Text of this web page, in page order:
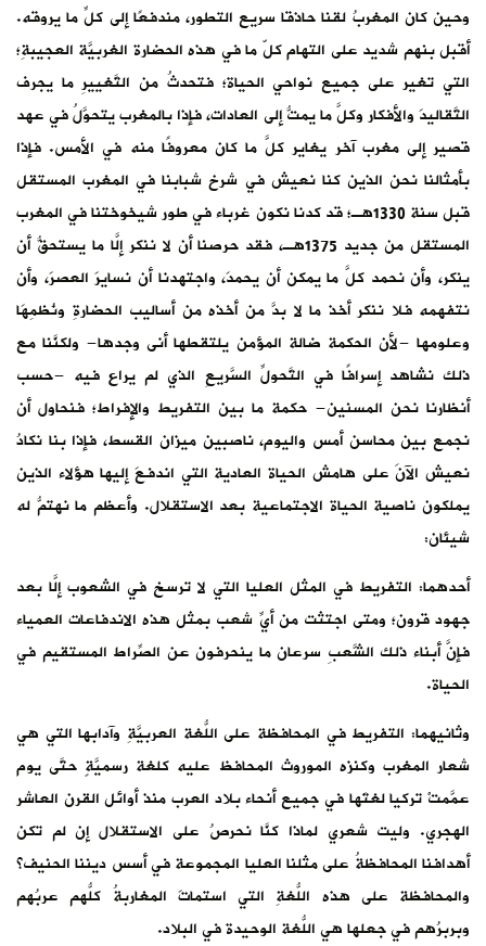
وحين كان المغربُ لقنا حاذقا سريع التطور، مندفعًا إلى كلِّ ما يروقه.
أقبل بنهم شديد على التهام كلّ ما في هذه الحضارة الغربيَّة العجيبةِ؛
التي تغير على جميع نواحي الحياة؛ فتحدثُ من التَّغييرِ ما يجرف
التَّقاليدَ والأفكار وكلَّ ما يمتُّ إلى العادات، فإذا بالمغرب يتحوَّلُ في عهد
قصير إلى مغرب آخر يغاير كلَّ ما كان معروفًا منه في الأمس. فإذا
بأمثالنا نحن الذين كنا نعيش في شرخ شبابنا في المغرب المستقل
قبل سنة 1330هـ؛ قد كدنا نكون غرباء في طور شيخوختنا في المغرب
المستقل من جديد 1375هـ، فقد حرصنا أن لا ننكر إلَّا ما يستحقُّ أن
ينكر، وأن نحمد كلَّ ما يمكن أن يحمدَ، واجتهدنا أن نسايرَ العصرَ، وأن
نتفهمه فلا ننكر أخذ ما لا بدَّ من أخذه من أساليب الحضارةِ ونُظمِهَا
وعلومها -لأن الحكمة ضالة المؤمن يلتقطها أنى وجدها- ولكنَّنا مع
ذلك نشاهد إسرافًا في التَّحولِّ السَّريعِ الذي لم يراع فيه -حسب
أنظارنا نحن المسنين- حكمة ما بين التفريط والإفراط؛ فنحاول أن
نجمع بين محاسن أمس واليوم، ناصبين ميزان القسط، فإذا بنا نكادُ
نعيش الآنَ على هامش الحياة العادية التي اندفعَ إليها هؤلاء الذين
يملكون ناصية الحياة الاجتماعية بعد الاستقلال. وأعظم ما نهتمُّ له
شيئان:
أحدهما: التفريط في المثل العليا التي لا ترسخ في الشعوب إلَّا بعد
جهود قرون؛ ومتى اجتثت من أيِّ شعب بمثل هذه الاندفاعات العمياء
فإنَّ أبناء ذلك الشَّعبِ سرعان ما ينحرفون عن الصِّراط المستقيم في
الحياة.
وثانيهما: التفريط في المحافظة على اللُّغة العربيَّةِ وآدابها التي هي
شعار المغرب وكنزه الموروث المحافظ عليه كلغة رسميَّةٍ حتَّى يوم
عمَّمتْ تركيا لغتَها في جميع أنحاء بلاد العرب منذ أوائل القرن العاشر
الهجري. وليت شعري لماذا كنَّا نحرصُ على الاستقلال إن لم تكن
أهدافنا المحافظةُ على مثلنا العليا المجموعة في أسس ديننا الحنيف؟
والمحافظة على هذه اللُّغةِ التي استماتَ المغاربةُ كلُّهم عربُهم
وبربرُهم في جعلها هي اللُّغة الوحيدة في البلاد.